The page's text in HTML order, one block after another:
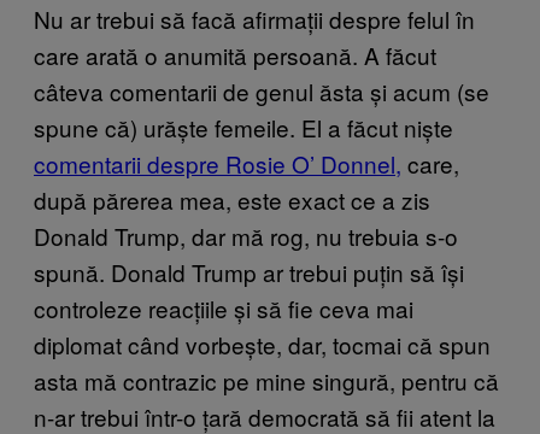
Nu ar trebui să facă afirmații despre felul în
care arată o anumită persoană. A făcut
câteva comentarii de genul ăsta și acum (se
spune că) urăște femeile. El a făcut niște
comentarii despre Rosie O’ Donnel, care,
după părerea mea, este exact ce a zis
Donald Trump, dar mă rog, nu trebuia s-o
spună. Donald Trump ar trebui puțin să își
controleze reacțiile și să fie ceva mai
diplomat când vorbește, dar, tocmai că spun
asta mă contrazic pe mine singură, pentru că
n-ar trebui într-o țară democrată să fii atent la